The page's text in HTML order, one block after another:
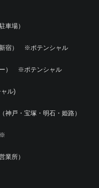
車場）
新宿） ※ポテンシャル
ー） ※ポテンシャル
ル)
神戸・宝塚・明石・姫路）
業所）